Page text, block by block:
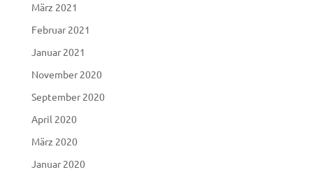
März 2021
Februar 2021
Januar 2021
November 2020
September 2020
April 2020
März 2020
Januar 2020